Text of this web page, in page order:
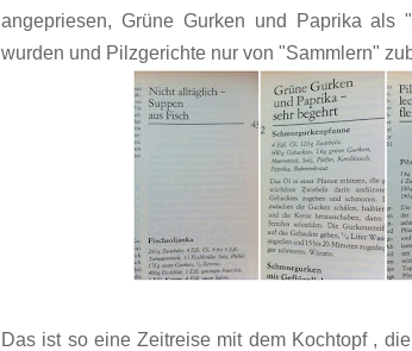
angepriesen, Grüne Gurken und Paprika als
wurden und Pilzgerichte nur von "Sammlern"
Das ist so eine Zeitreise mit dem Kochtopf ,